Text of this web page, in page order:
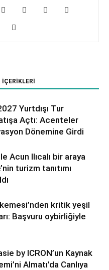
İÇERIKLERI
Yurtdışı Tur
Açtı: Acenteler
Dönemine Girdi
Acun Ilıcalı bir araya
turizm tanıtımı
kritik yeşil
Başvuru oybirliğiyle
by ICRON’un Kaynak
Almatı’da Canlıya